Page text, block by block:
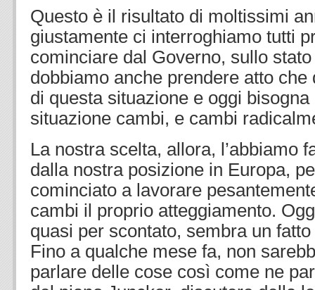
Questo è il risultato di moltissimi
giustamente ci interroghiamo tutti
cominciare dal Governo, sullo
dobbiamo anche prendere atto
di questa situazione e oggi
situazione cambi, e cambi
La nostra scelta, allora, l’abbiamo
dalla nostra posizione in Europa,
cominciato a lavorare
cambi il proprio atteggiamento.
quasi per scontato, sembra un
Fino a qualche mese fa, non
parlare delle cose così come ne